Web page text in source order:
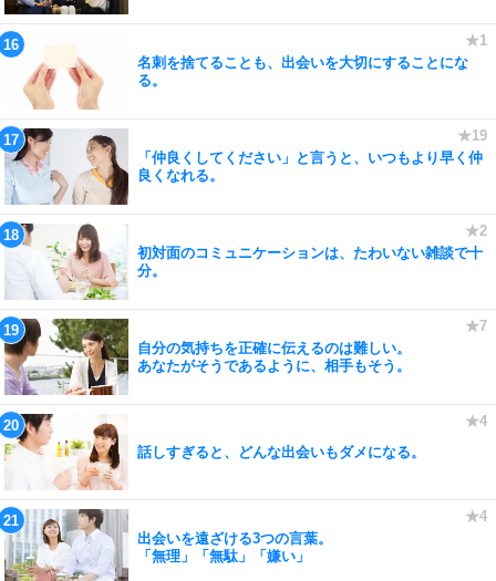
名刺を捨てることも、出会いを大切にすることにな
る。
「仲良くしてください」と言うと、いつもより早く仲
良くなれる。
初対面のコミュニケーションは、たわいない雑談で十
分。
自分の気持ちを正確に伝えるのは難しい。
あなたがそうであるように、相手もそう。
話しすぎると、どんな出会いもダメになる。
出会いを遠ざける3つの言葉。
「無理」「無駄」「嫌い」